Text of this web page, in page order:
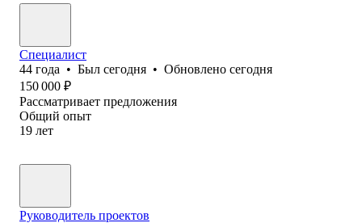
Специалист
44 года • Был сегодня • Обновлено сегодня
150 000 ₽
Рассматривает предложения
Общий опыт
19 лет
Руководитель проектов